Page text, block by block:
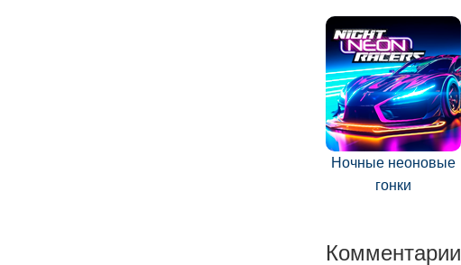
Ночные неоновые
гонки
Комментарии